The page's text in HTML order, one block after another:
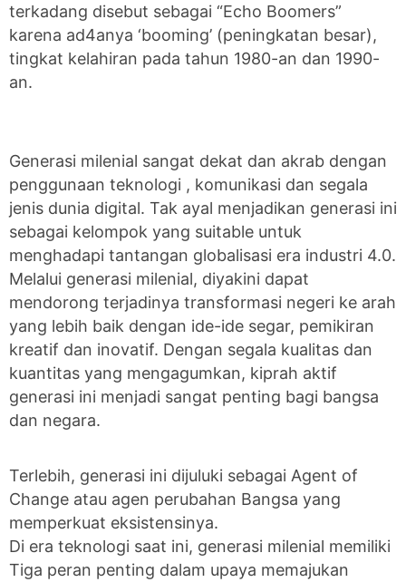
terkadang disebut sebagai “Echo Boomers”
karena ad4anya ‘booming’ (peningkatan besar),
tingkat kelahiran pada tahun 1980-an dan 1990-
an.
Generasi milenial sangat dekat dan akrab dengan
penggunaan teknologi , komunikasi dan segala
jenis dunia digital. Tak ayal menjadikan generasi ini
sebagai kelompok yang suitable untuk
menghadapi tantangan globalisasi era industri 4.0.
Melalui generasi milenial, diyakini dapat
mendorong terjadinya transformasi negeri ke arah
yang lebih baik dengan ide-ide segar, pemikiran
kreatif dan inovatif. Dengan segala kualitas dan
kuantitas yang mengagumkan, kiprah aktif
generasi ini menjadi sangat penting bagi bangsa
dan negara.
Terlebih, generasi ini dijuluki sebagai Agent of
Change atau agen perubahan Bangsa yang
memperkuat eksistensinya.
Di era teknologi saat ini, generasi milenial memiliki
Tiga peran penting dalam upaya memajukan